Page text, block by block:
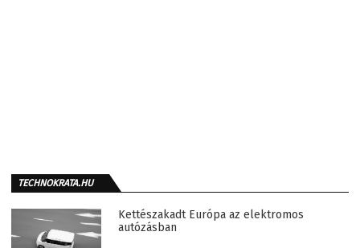
TECHNOKRATA.HU
Kettészakadt Európa az elektromos
autózásban